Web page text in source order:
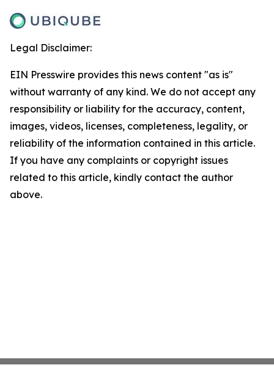
Legal Disclaimer:
EIN Presswire provides this news content "as is"
without warranty of any kind. We do not accept any
responsibility or liability for the accuracy, content,
images, videos, licenses, completeness, legality, or
reliability of the information contained in this article.
If you have any complaints or copyright issues
related to this article, kindly contact the author
above.